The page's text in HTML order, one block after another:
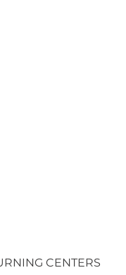
CENTERS